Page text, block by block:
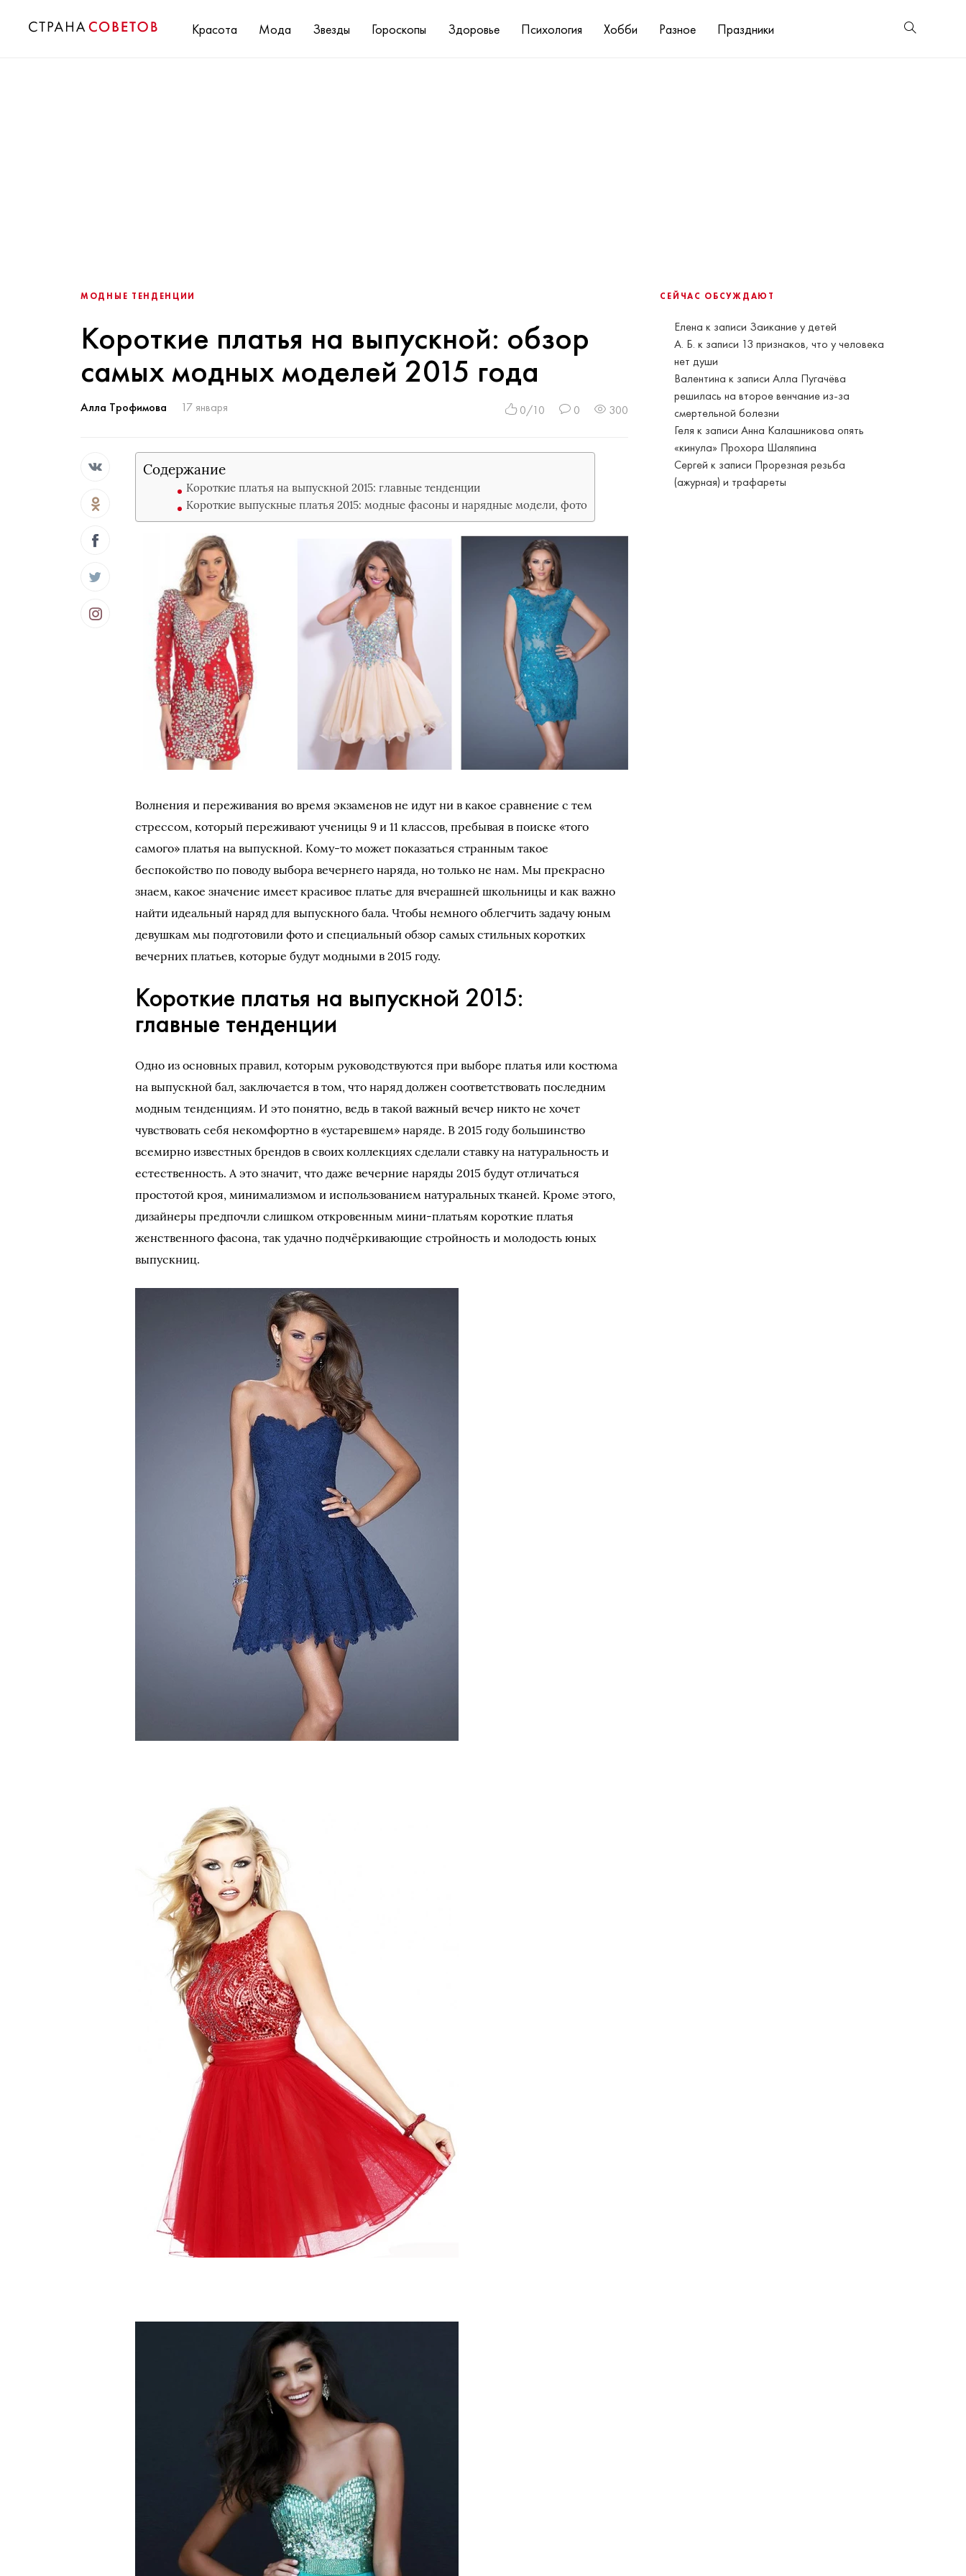
Красота Мода Звезды Гороскопы Здоровье Психология Хобби Разное Праздники
СЕЙЧАС ОБСУЖДАЮТ
Елена к записи Заикание у детей
А. Б. к записи 13 признаков, что у человека
нет души
Валентина к записиАлла Пугачёва
решилась на второе венчание из-за
смертельной болезни
Геля к записиАнна Калашникова опять
«кинула» Прохора Шаляпина
Сергей к записи Прорезная резьба
(ажурная) и трафареты
МОДНЫЕ ТЕНДЕНЦИИ
Короткие платья на выпускной: обзор
самых модных моделей 2015 года
Алла Трофимова 17 января 0/10 0 300
Содержание
Короткие платья на выпускной 2015: главные тенденции
Короткие выпускные платья 2015: модные фасоны и нарядные модели, фото
Волнения и переживания во время экзаменов не идут ни в какое сравнение с тем
стрессом, который переживают ученицы 9 и 11 классов, пребывая в поиске «того
самого» платья на выпускной. Кому-то может показаться странным такое
беспокойство по поводу выбора вечернего наряда, но только не нам. Мы прекрасно
знаем, какое значение имеет красивое платье для вчерашней школьницы и как важно
найти идеальный наряд для выпускного бала. Чтобы немного облегчить задачу юным
девушкам мы подготовили фото и специальный обзор самых стильных коротких
вечерних платьев, которые будут модными в 2015 году.
Короткие платья на выпускной 2015:
главные тенденции
Одно из основных правил, которым руководствуются при выборе платья или костюма
на выпускной бал, заключается в том, что наряд должен соответствовать последним
модным тенденциям. И это понятно, ведь в такой важный вечер никто не хочет
чувствовать себя некомфортно в «устаревшем» наряде. В 2015 году большинство
всемирно известных брендов в своих коллекциях сделали ставку на натуральность и
естественность. А это значит, что даже вечерние наряды 2015 будут отличаться
простотой кроя, минимализмом и использованием натуральных тканей. Кроме этого,
дизайнеры предпочли слишком откровенным мини-платьям короткие платья
женственного фасона, так удачно подчёркивающие стройность и молодость юных
выпускниц.